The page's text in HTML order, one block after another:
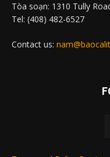
Tòa soạn: 1310 Tully
Tel: (408) 482-6527
Contact us: